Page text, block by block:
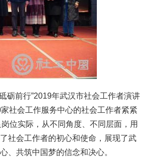
砺前行”2019年武汉市社会工作者演讲
社会工作服务中心的社会工作者紧紧
位实际，从不同角度、不同层面，用
社会工作者的初心和使命，展现了武
、共筑中国梦的信念和决心。